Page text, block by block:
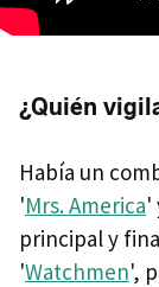
¿Quién
Había un
'Mrs. America'
principal y
'Watchmen',